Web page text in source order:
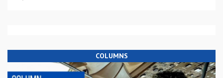
COLUMNS